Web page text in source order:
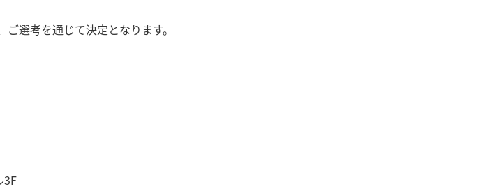
選考を通じて決定となります。
3F